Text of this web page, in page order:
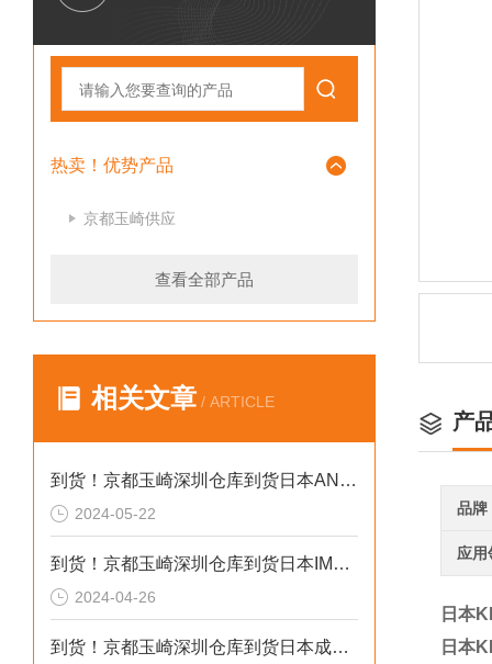
热卖！优势产品
京都玉崎供应
查看全部产品
相关文章 / ARTICLE
到货！京都玉崎深圳仓库到货日本AND 电子秤HV-60KCEP
2024-05-22
到货！京都玉崎深圳仓库到货日本IMADA 推拉力计 DST-20N
2024-04-26
到货！京都玉崎深圳仓库到货日本成茂锻针仪MF2
产
品牌
应用
日本
日本